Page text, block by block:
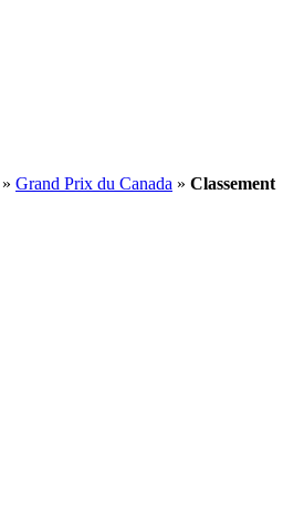
» Grand Prix du Canada » Classement